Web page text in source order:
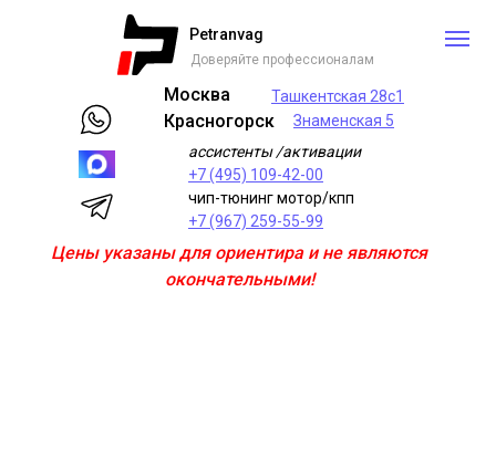
Ташкентская 28с1
Знаменская 5
ассистенты /активации
+7 (495) 109-42-00
чип-тюнинг мотор/кпп
+7 (967) 259-55-99
Москва
Красногорск
Petranvag
Доверяйте профессионалам
Цены указаны для ориентира и не являются
окончательными!